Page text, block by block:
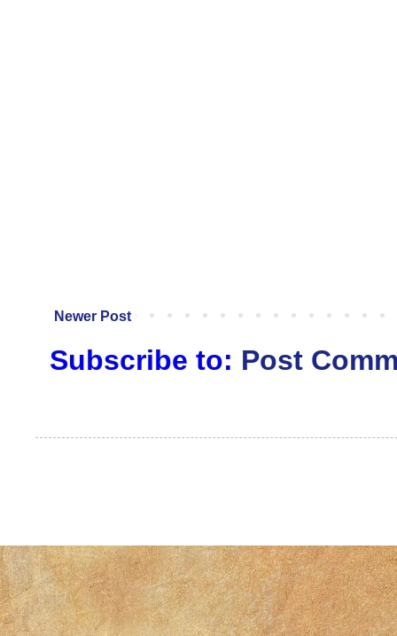
Newer Post
Subscribe to: Post